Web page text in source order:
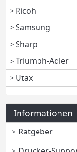
Ricoh
Samsung
Sharp
Triumph-Adler
Utax
Informationen
Ratgeber